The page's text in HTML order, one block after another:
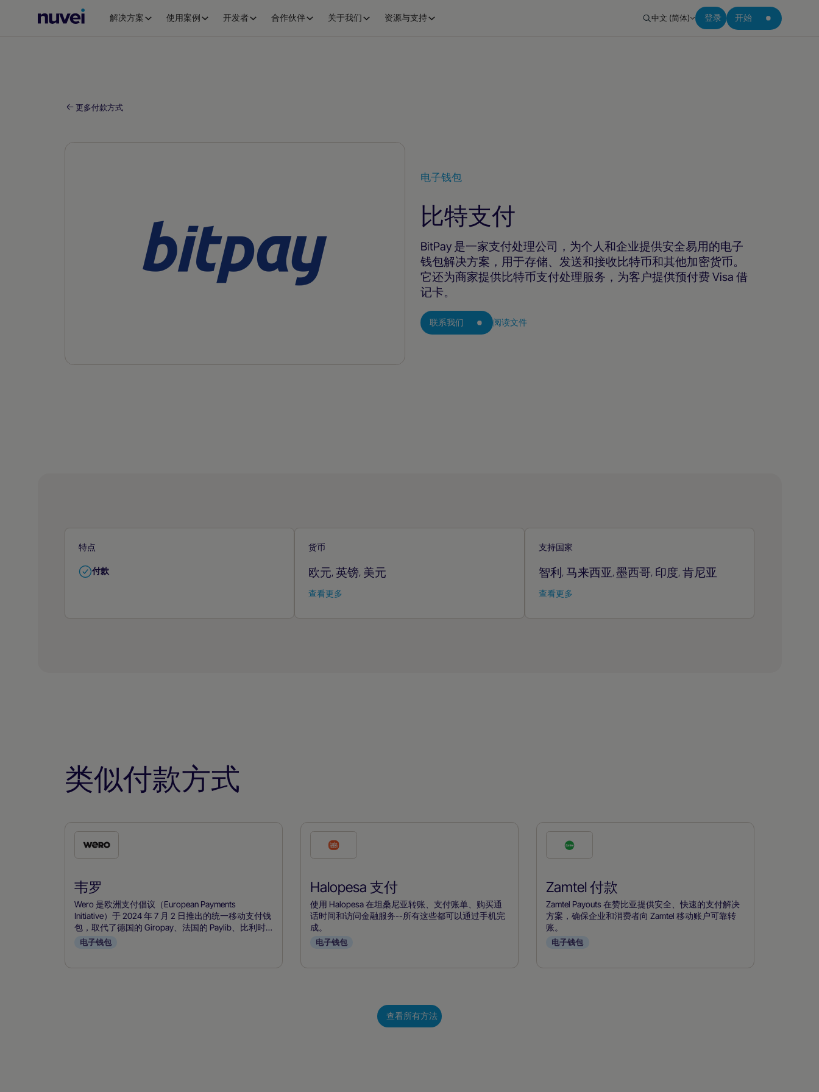
Nuvei解决方案 使用案例 开发者 合作伙伴 关于我们 资源与支持 中文 (简体) 登录 开始
更多付款方式
电子钱包
比特支付
BitPay 是一家支付处理公司，为个人和企业提供安全易用的电子
钱包解决方案，用于存储、发送和接收比特币和其他加密货币。
它还为商家提供比特币支付处理服务，为客户提供预付费 Visa 借
记卡。
联系我们 阅读文件
特点
付款
货币
欧元 英镑 美元
查看更多
支持国家
智利 马来西亚 墨西哥 印度 肯尼亚
查看更多
类似付款方式
勾
选
付
款
方
式
韦罗
Wero 是欧洲支付倡议（European Payments
Initiative）于 2024 年 7 月 2 日推出的统一移动支付钱
包，取代了德国的 Giropay、法国的 Paylib、比利时
的 Payconiq 和荷兰的 iDEAL，提供泛欧支付解决方
电子钱包
选
付
款
方
式
Halopesa 支付
使用 Halopesa 在坦桑尼亚转账、支付账单、购买通
话时间和访问金融服务--所有这些都可以通过手机完
成。
电子钱包
选
付
款
方
式
Zamtel 付款
Zamtel Payouts 在赞比亚提供安全、快速的支付解决
方案，确保企业和消费者向 Zamtel 移动账户可靠转
账。
电子钱包
查看所有方法